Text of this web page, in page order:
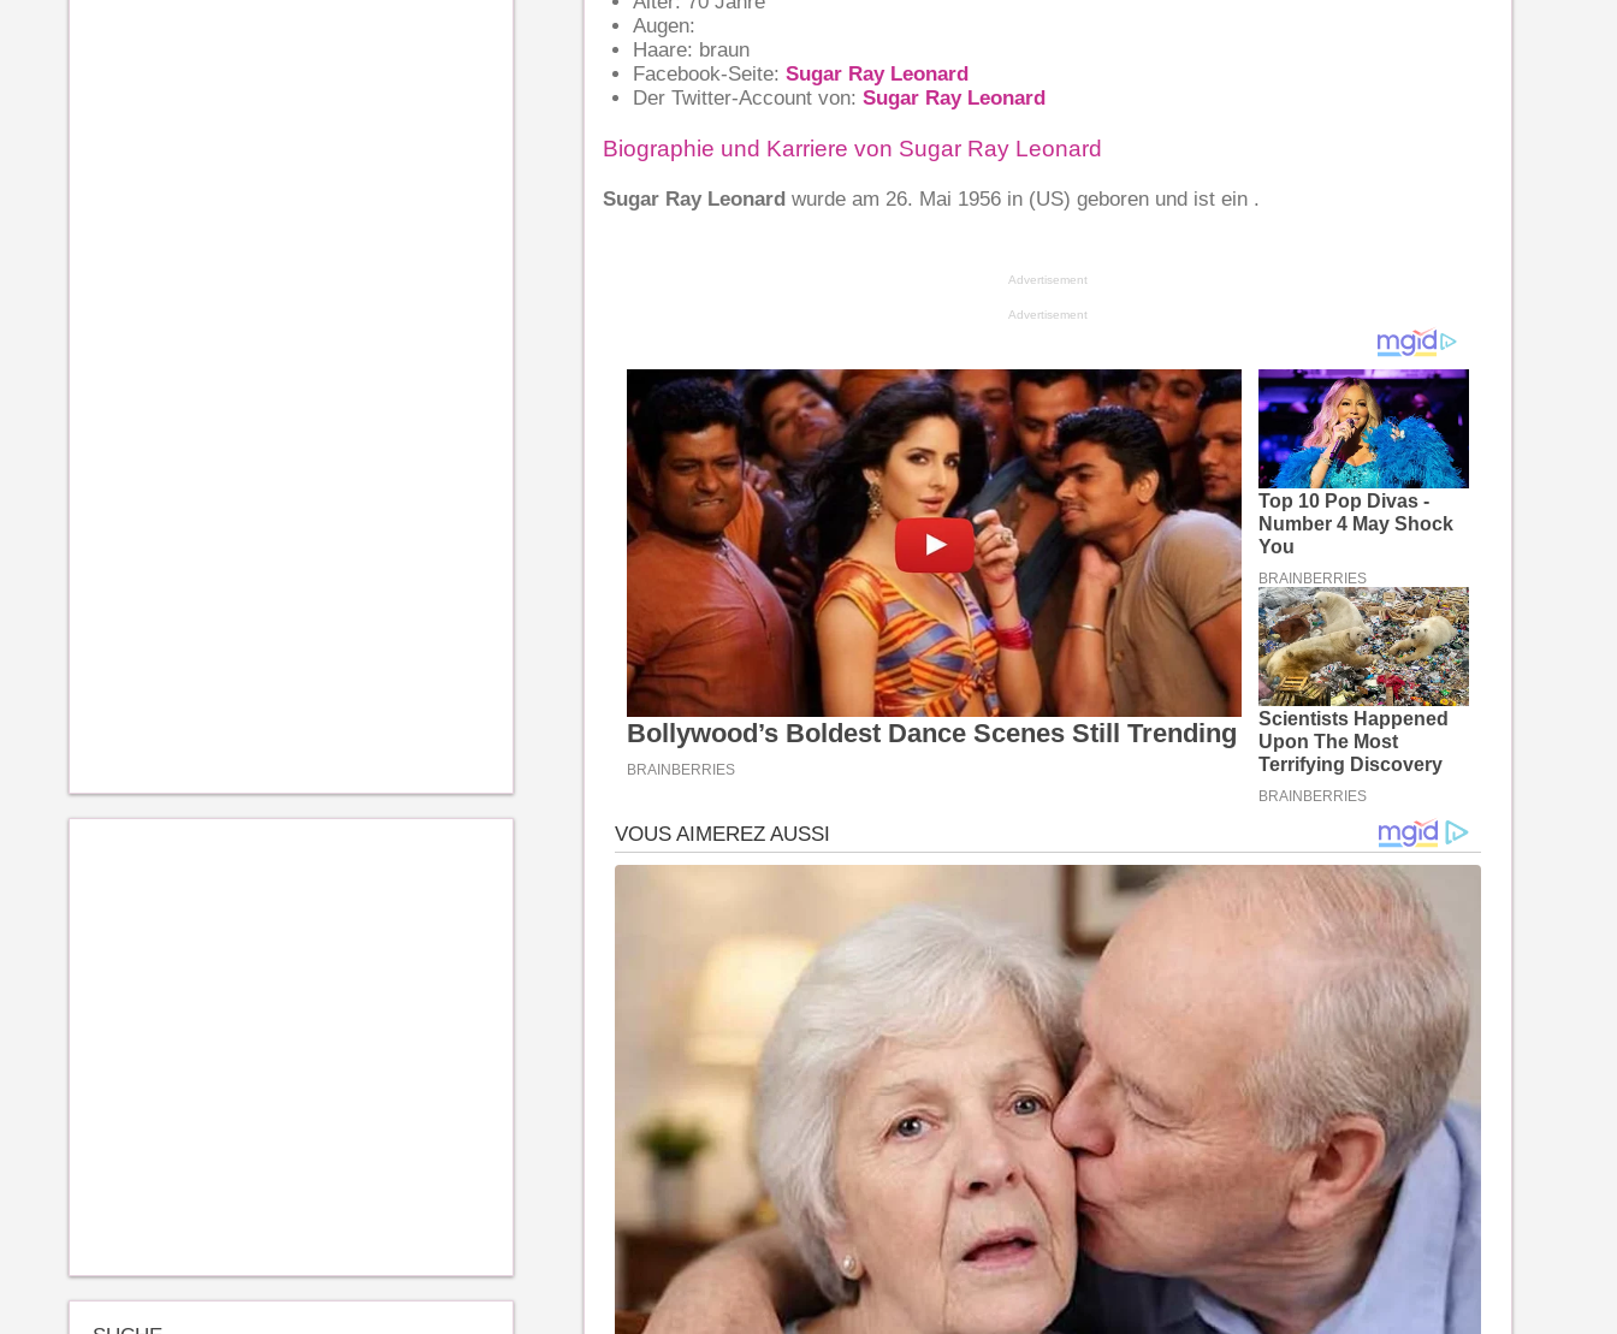
Augen:
Haare: braun
Facebook-Seite: Sugar Ray Leonard
Der Twitter-Account von: Sugar Ray Leonard
Biographie und Karriere von Sugar Ray Leonard
Sugar Ray Leonard wurde am 26. Mai 1956 in (US) geboren und ist ein .
Advertisement
Advertisement